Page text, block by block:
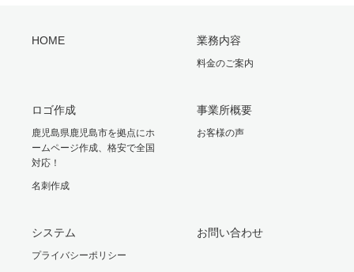
HOME 業務内容
料金のご案内
ロゴ作成
鹿児島県鹿児島市を拠点にホ
ームページ作成、格安で全国
対応！
名刺作成
事業所概要
お客様の声
システム
プライバシーポリシー
お問い合わせ